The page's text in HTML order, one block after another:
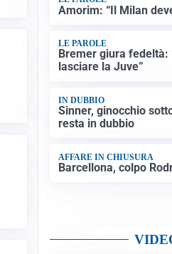
Amorim: “Il Milan
LE PAROLE
Bremer giura fedeltà:
lasciare la Juve”
IN DUBBIO
Sinner, ginocchio
resta in dubbio
AFFARE IN CHIUSURA
Barcellona, colpo